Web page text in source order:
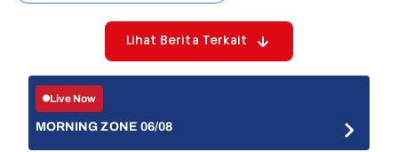
Lihat Berita Terkait
Live Now
MORNING ZONE 06/08